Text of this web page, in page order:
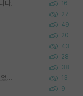
다. 16
27
49
20
43
28
38
진짜 제발 적당히 똑똑한 박사과정이라도 위에 있었으면.. 13
9